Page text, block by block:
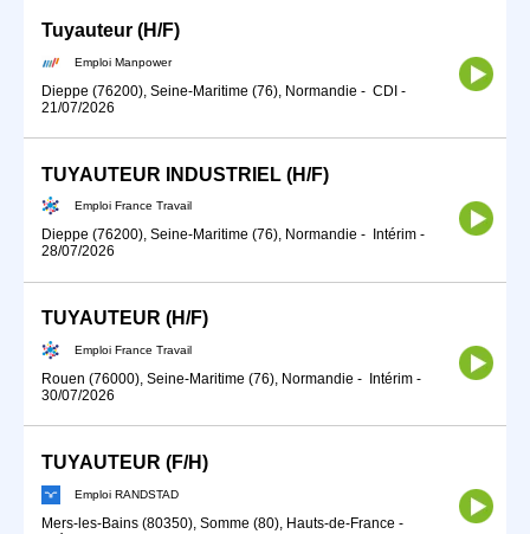
Tuyauteur (H/F)
Emploi Manpower
Dieppe (76200), Seine-Maritime (76), Normandie - CDI -
21/07/2026
TUYAUTEUR INDUSTRIEL (H/F)
Emploi France Travail
Dieppe (76200), Seine-Maritime (76), Normandie - Intérim -
28/07/2026
TUYAUTEUR (H/F)
Emploi France Travail
Rouen (76000), Seine-Maritime (76), Normandie - Intérim -
30/07/2026
TUYAUTEUR (F/H)
Emploi RANDSTAD
Mers-les-Bains (80350), Somme (80), Hauts-de-France -